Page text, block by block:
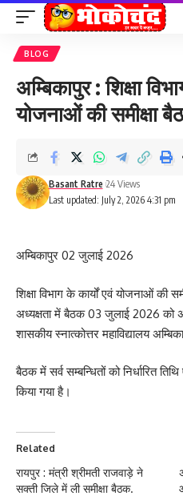
BLOG
अम्बिकापुर : शिक्षा
योजनाओं की समीक्षा
Last updated: July 2, 2026 4:31 pm
Basant Ratre 24 Views
अम्बिकापुर 02 जुलाई 2026
शिक्षा विभाग के कार्यों एवं योजनाओं की
अध्यक्षता में बैठक 03 जुलाई 2026 को
शासकीय स्नात्कोत्तर महाविद्यालय
बैठक में सर्व सम्बन्धितों को निर्धारित
किया गया है।
Related
रायपुर : मंत्री श्रीमती राजवाड़े ने
सक्ती जिले में ली समीक्षा बैठक.